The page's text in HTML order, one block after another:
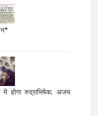
में होगा रुद्राभिषेक; अजय